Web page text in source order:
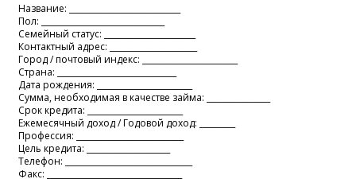
Название: ____________________________
Пол: _______________________________
Семейный статус: _______________________
Контактный адрес: ______________________
Город / почтовый индекс: ________________________
Страна: ______________________________
Дата рождения: ________________________
Сумма, необходимая в качестве займа: ________________
Срок кредита: ________________________
Ежемесячный доход / Годовой доход: _________
Профессия: ___________________________
Цель кредита: _____________________
Телефон: ________________________________
Факс: __________________________________